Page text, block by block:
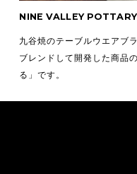
NINE VALLEY POTTARY
九谷焼のテーブルウエアブ
ブレンドして開発した商品
る」です。